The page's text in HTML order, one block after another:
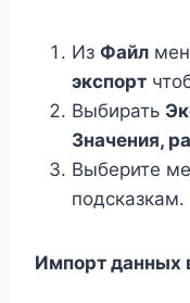
Из Файл
экспорт
Выбирать
Значения,
Выберите
подсказкам.
Импорт данных